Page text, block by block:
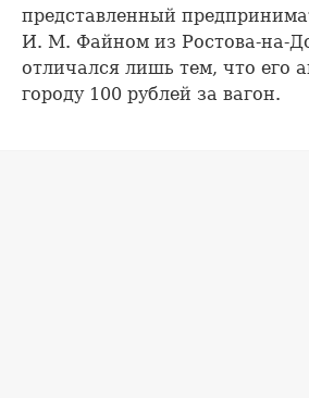
представленный
И. М. Файном из Ростова-на-
отличался лишь тем, что его
городу 100 рублей за вагон.